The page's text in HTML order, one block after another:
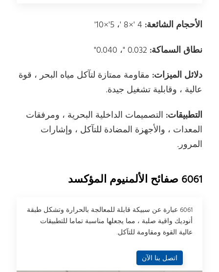
الأحجام الشائعة: 4 '×8 '، 5'×10'
نطاق السماكة:
دلائل الميزات: مقاومة ممتازة لتآكل مياه البحر ، قوة
عالية ، وقابلية تشغيل جيدة.
التطبيقات: التصميمات الداخلية البحرية ، ومرفقات
المعدات ، والأجهزة المضادة للتآكل ، وإشارات
المرور.
6061 صفائح الألمنيوم المؤكسد
6061 عبارة عن سبيكة قابلة للمعالجة بالحرارة وتشكل طبقة
أنوديك واقية صلبة ، مما يجعلها مناسبة تماما للتطبيقات
عالية القوة ومقاومة للتآكل.
اتصل بنا الآن